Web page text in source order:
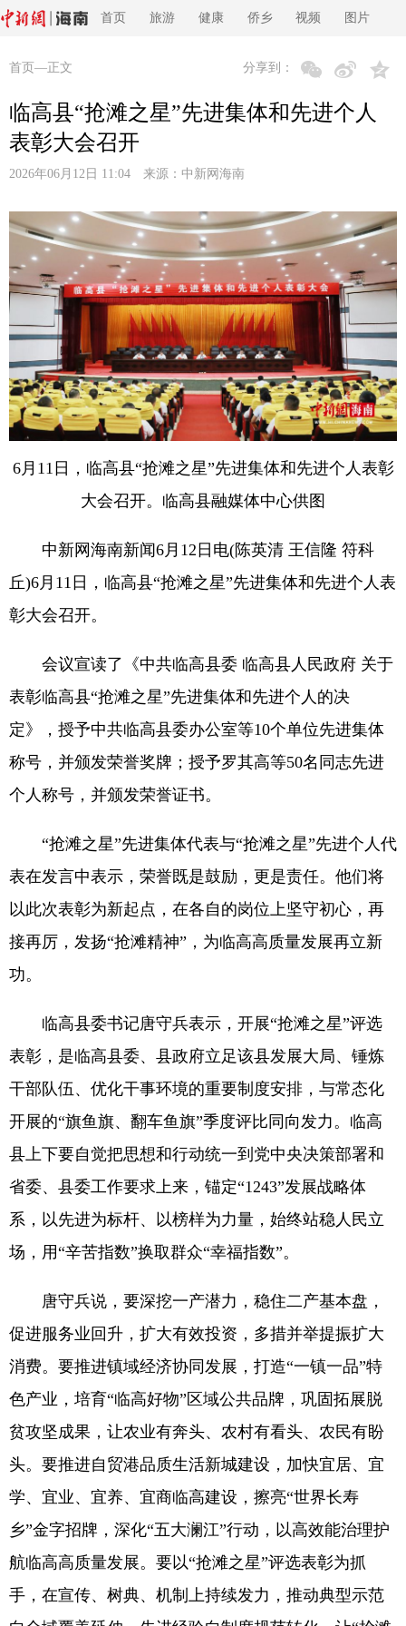
首页 旅游 健康 侨乡 视频 图片
首页 —正文 分享到：
临高县“抢滩之星”先进集体和先进个人
表彰大会召开
2026年06月12日 11:04 来源： 中新网海南
6月11日，临高县“抢滩之星”先进集体和先进个人表彰
大会召开。临高县融媒体中心供图
中新网海南新闻6月12日电(陈英清 王信隆 符科
丘)6月11日，临高县“抢滩之星”先进集体和先进个人表
彰大会召开。
会议宣读了《中共临高县委 临高县人民政府 关于
表彰临高县“抢滩之星”先进集体和先进个人的决
定》，授予中共临高县委办公室等10个单位先进集体
称号，并颁发荣誉奖牌；授予罗其高等50名同志先进
个人称号，并颁发荣誉证书。
“抢滩之星”先进集体代表与“抢滩之星”先进个人代
表在发言中表示，荣誉既是鼓励，更是责任。他们将
以此次表彰为新起点，在各自的岗位上坚守初心，再
接再厉，发扬“抢滩精神”，为临高高质量发展再立新
功。
临高县委书记唐守兵表示，开展“抢滩之星”评选
表彰，是临高县委、县政府立足该县发展大局、锤炼
干部队伍、优化干事环境的重要制度安排，与常态化
开展的“旗鱼旗、翻车鱼旗”季度评比同向发力。临高
县上下要自觉把思想和行动统一到党中央决策部署和
省委、县委工作要求上来，锚定“1243”发展战略体
系，以先进为标杆、以榜样为力量，始终站稳人民立
场，用“辛苦指数”换取群众“幸福指数”。
唐守兵说，要深挖一产潜力，稳住二产基本盘，
促进服务业回升，扩大有效投资，多措并举提振扩大
消费。要推进镇域经济协同发展，打造“一镇一品”特
色产业，培育“临高好物”区域公共品牌，巩固拓展脱
贫攻坚成果，让农业有奔头、农村有看头、农民有盼
头。要推进自贸港品质生活新城建设，加快宜居、宜
学、宜业、宜养、宜商临高建设，擦亮“世界长寿
乡”金字招牌，深化“五大澜江”行动，以高效能治理护
航临高高质量发展。要以“抢滩之星”评选表彰为抓
手，在宣传、树典、机制上持续发力，推动典型示范